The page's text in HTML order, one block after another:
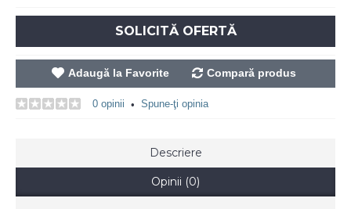
SOLICITĂ OFERTĂ
Adaugă la Favorite Compară produs
0 opinii • Spune-ţi opinia
Descriere
Opinii (0)